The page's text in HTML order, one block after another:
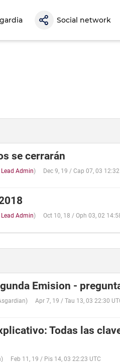
Social network
se cerrarán
Lead Admin) Dec 9, 19 / Cap 07, 03 12:32
Lead Admin) Oct 10, 18 / Oph 03, 02
Emision -
) Apr 7, 19 / Tau 13, 03 22:30
Todas las
) Feb 11, 19 / Pis 14, 03 22:23 UTC